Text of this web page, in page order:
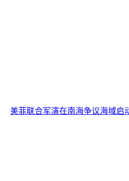
美菲联合军演在南海争议海域启